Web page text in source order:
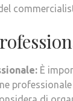
È